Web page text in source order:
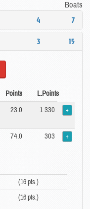
Boats
4
7
3 15
Points L.Points
23.0 1 330 +
74.0 303 +
(16 pts.)
(16 pts.)